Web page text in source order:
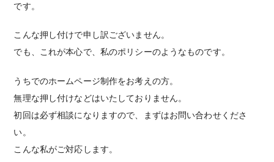
です。
こんな押し付けで申し訳ございません。
でも、これが本心で、私のポリシーのようなものです。
うちでのホームページ制作をお考えの方。
無理な押し付けなどはいたしておりません。
初回は必ず相談になりますので、まずはお問い合わせくださ
い。
こんな私がご対応します。